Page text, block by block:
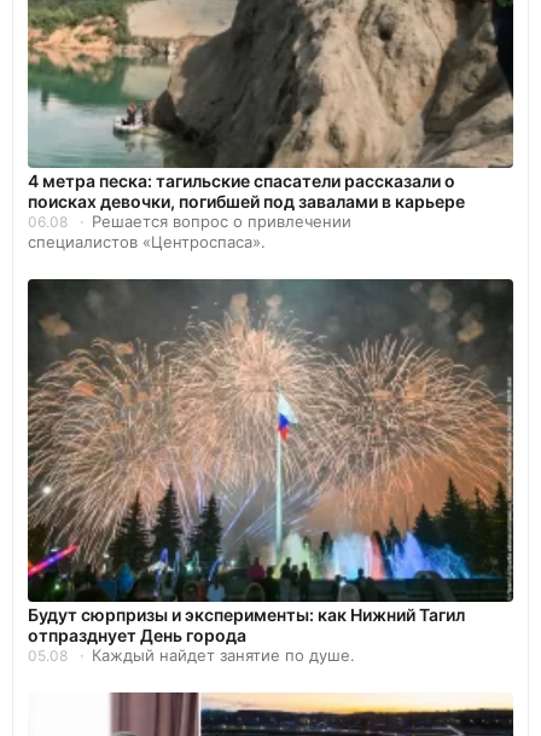
4 метра песка: тагильские спасатели рассказали о
поисках девочки, погибшей под завалами в карьере
06.08
Решается вопрос о привлечении
специалистов «Центроспаса».
Будут сюрпризы и эксперименты: как Нижний Тагил
отпразднует День города
05.08 Каждый найдет занятие по душе.